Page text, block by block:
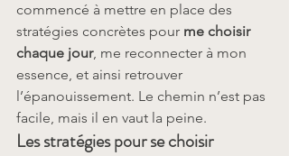
commencé à mettre en place des
stratégies concrètes pour me choisir
chaque jour, me reconnecter à mon
essence, et ainsi retrouver
l’épanouissement. Le chemin n’est pas
facile, mais il en vaut la peine.
Les stratégies pour se choisir